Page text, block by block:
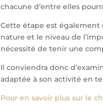
chacune d’entre elles
Cette étape est également
nature et le niveau de
nécessité de tenir une
Il conviendra donc
adaptée à son activité en
Pour en savoir plus sur le